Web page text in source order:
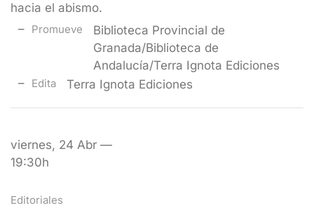
hacia el abismo.
Promueve
Biblioteca Provincial de
Granada/Biblioteca de
Andalucía/Terra Ignota Ediciones
Edita Terra Ignota Ediciones
viernes, 24 Abr —
19:30h
Editoriales